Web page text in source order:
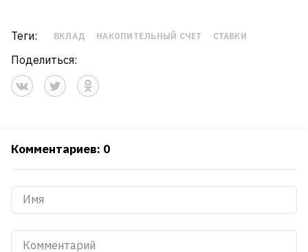
Теги: ВКЛАД НАКОПИТЕЛЬНЫЙ СЧЕТ СТАВКИ
Поделиться:
Комментариев: 0